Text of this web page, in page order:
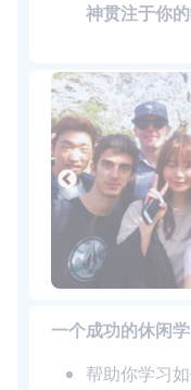
神贯注于你
一个成功的休闲
帮助你学习